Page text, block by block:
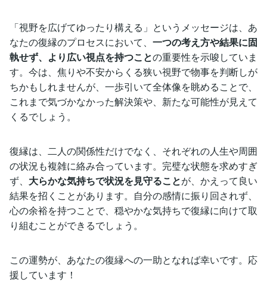
「視野を広げてゆったり構える」というメッセージは、あ
なたの復縁のプロセスにおいて、 一つの考え方や結果に固
執せず、より広い視点を持つことの重要性を示唆していま
す。今は、焦りや不安からくる狭い視野で物事を判断しが
ちかもしれませんが、一歩引いて全体像を眺めることで、
これまで気づかなかった解決策や、新たな可能性が見えて
くるでしょう。
復縁は、二人の関係性だけでなく、それぞれの人生や周囲
の状況も複雑に絡み合っています。完璧な状態を求めすぎ
ず、 大らかな気持ちで状況を見守ることが、かえって良い
結果を招くことがあります。自分の感情に振り回されず、
心の余裕を持つことで、穏やかな気持ちで復縁に向けて取
り組むことができるでしょう。
この運勢が、あなたの復縁への一助となれば幸いです。応
援しています！